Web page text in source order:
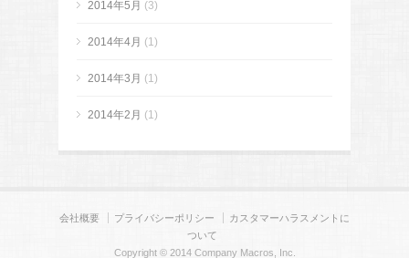
2014年5月 (3)
2014年4月 (1)
2014年3月 (1)
2014年2月 (1)
会社概要 プライバシーポリシー
カスタマーハラスメントに
ついて
Copyright © 2014 Company Macros, Inc.